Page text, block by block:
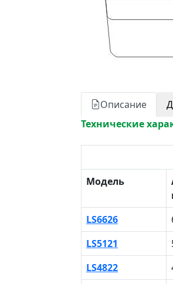
Описание
Технические
Модель
LS6626
LS5121
LS4822